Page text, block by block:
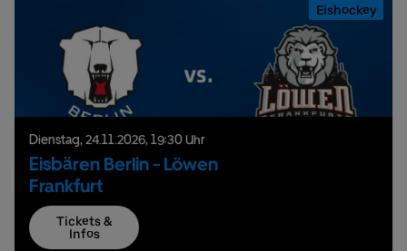
Eishockey
Dienstag,24.11.2026,19:30 Uhr
Eisbären Berlin - Löwen
Frankfurt
Tickets &
Infos